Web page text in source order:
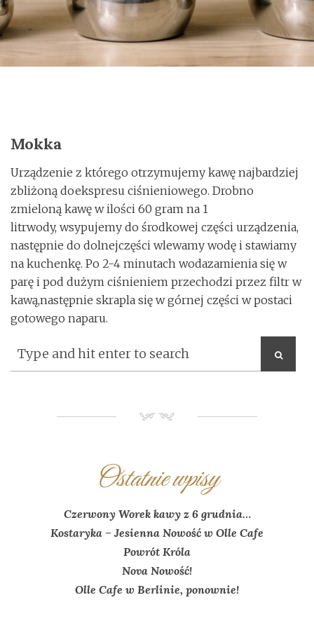
n
Mokka
Urządzenie z którego otrzymujemy kawę najbardziej
zbliżoną doekspresu ciśnieniowego. Drobno
zmieloną kawę wilości 60 gram na 1
litrwody, wsypujemy do środkowej części urządzenia,
następnie do dolnejczęści wlewamy wodę i stawiamy
na kuchenkę. Po 2-4 minutach wodazamienia się w
parę i pod dużym ciśnieniem przechodzi przez filtr w
kawą,następnie skrapla się wgórnej części wpostaci
gotowego naparu.
NM
Ostatnie wpisy
Czerwony Worek kawy z 6 grudnia…
Kostaryka – Jesienna Nowość w Olle Cafe
Powrót Króla
Nova Nowość!
Olle Cafe w Berlinie, ponownie!